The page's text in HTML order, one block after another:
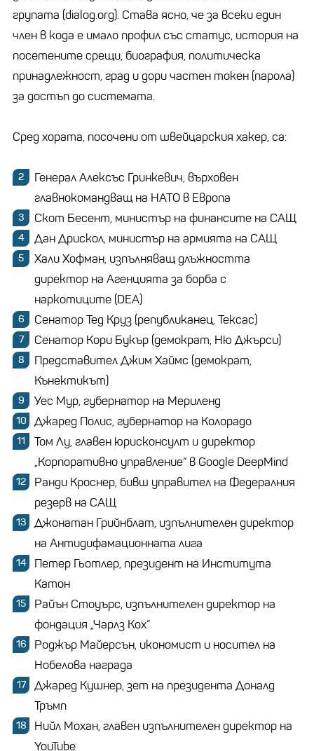
групата (dialog.org). Става ясно, че за всеки един
член в кода е имало профил със статус, история на
посетените срещи, биография, политическа
принадлежност, град и дори частен токен (парола)
за достъп до системата.
Сред хората, посочени от швейцарския хакер, са:
Генерал Алексъс Гринкевич, върховен
главнокомандващ на НАТО в Европа
Скот Бесент, министър на финансите на САЩ
Дан Дрискол, министър на армията на САЩ
Хали Хофман, изпълняващ длъжността
директор на Агенцията за борба с
наркотиците (DEA)
Сенатор Тед Круз (републиканец, Тексас)
Сенатор Кори Букър (демократ, Ню Джърси)
Представител Джим Хаймс (демократ,
Кънектикът)
Уес Мур, губернатор на Мериленд
Джаред Полис, губернатор на Колорадо
Том Лу, главен юрисконсулт и директор
„Корпоративно управление“ в Google DeepMind
Ранди Кроснер, бивш управител на Федералния
резерв на САЩ
Джонатан Грийнблат, изпълнителен директор
на Антидифамационната лига
Петер Гьотлер, президент на Института
Катон
Райън Стоуърс, изпълнителен директор на
фондация „Чарлз Кох“
Роджър Майерсън, икономист и носител на
Нобелова награда
Джаред Кушнер, зет на президента Доналд
Тръмп
Нийл Мохан, главен изпълнителен директор на
YouTube